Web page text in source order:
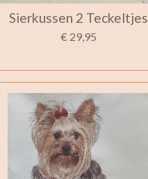
Sierkussen 2 Teckeltjes
€ 29,95